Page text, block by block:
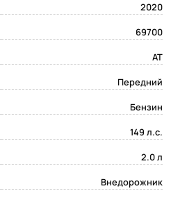
2020
69700
AT
Передний
Бензин
149 л.с.
2.0 л
Внедорожник